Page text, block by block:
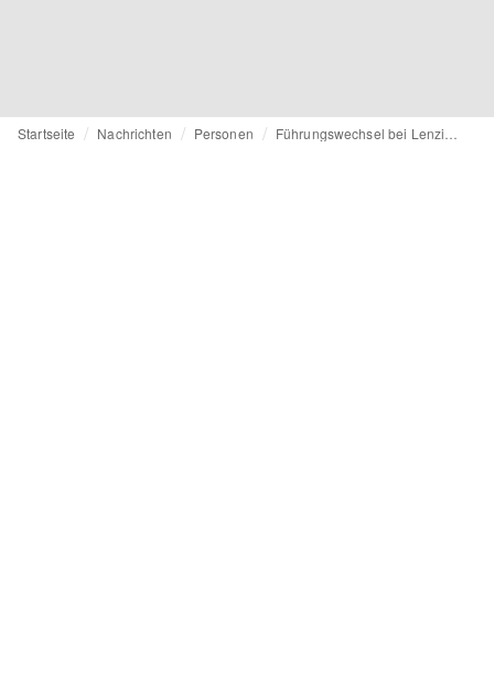
Startseite Nachrichten Personen